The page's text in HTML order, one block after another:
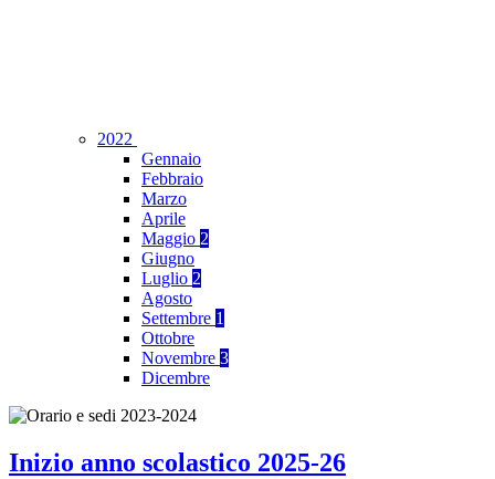
2022
Gennaio
Febbraio
Marzo
Aprile
Maggio 2
Giugno
Luglio 2
Agosto
Settembre 1
Ottobre
Novembre 3
Dicembre
Inizio anno scolastico 2025-26